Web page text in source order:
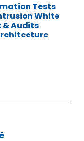
Tests
White
& Audits